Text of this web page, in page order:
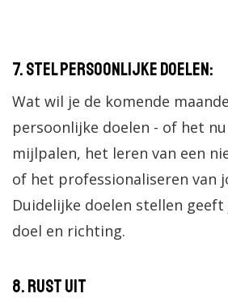
7. Stel persoonlijke doelen:
Wat wil je de komende
persoonlijke doelen - of het
mijlpalen, het leren van een
of het professionaliseren van
Duidelijke doelen stellen geeft
doel en richting.
8. Rust uit